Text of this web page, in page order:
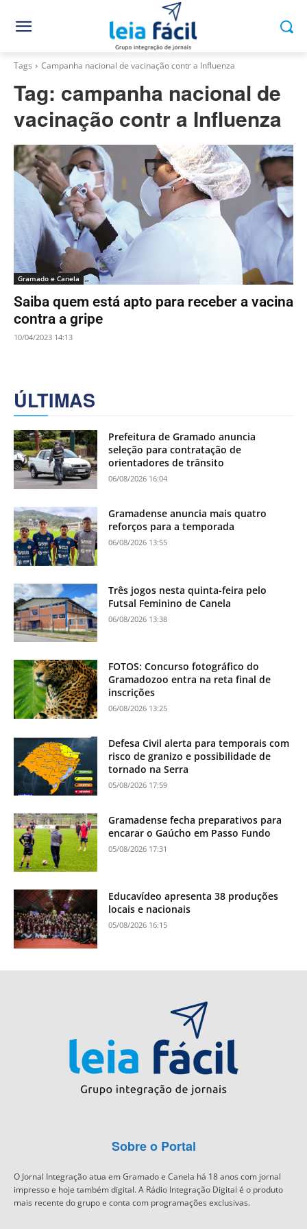
Tags Campanha nacional de vacinação contr a Influenza
Tag: campanha nacional de
vacinação contr a Influenza
Gramado e Canela
Saiba quem está apto para receber a vacina
contra a gripe
10/04/2023 14:13
ÚLTIMAS
Prefeitura de Gramado anuncia
seleção para contratação de
orientadores de trânsito
06/08/2026 16:04
Gramadense anuncia mais quatro
reforços para a temporada
06/08/2026 13:55
Três jogos nesta quinta-feira pelo
Futsal Feminino de Canela
06/08/2026 13:38
FOTOS: Concurso fotográfico do
Gramadozoo entra na reta final de
inscrições
06/08/2026 13:25
Defesa Civil alerta para temporais com
risco de granizo e possibilidade de
tornado na Serra
05/08/2026 17:59
Gramadense fecha preparativos para
encarar o Gaúcho em Passo Fundo
05/08/2026 17:31
Educavídeo apresenta 38 produções
locais e nacionais
05/08/2026 16:15
Sobre o Portal
O Jornal Integração atua em Gramado e Canela há 18 anos com jornal
impresso e hoje também digital. A Rádio Integração Digital é o produto
mais recente do grupo e conta com programações exclusivas.